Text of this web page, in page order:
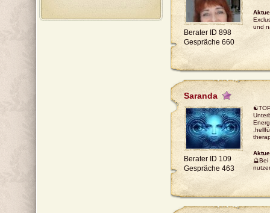
Berater ID 898
Gespräche 660
und
Saranda
Berater ID 109
Gespräche 463